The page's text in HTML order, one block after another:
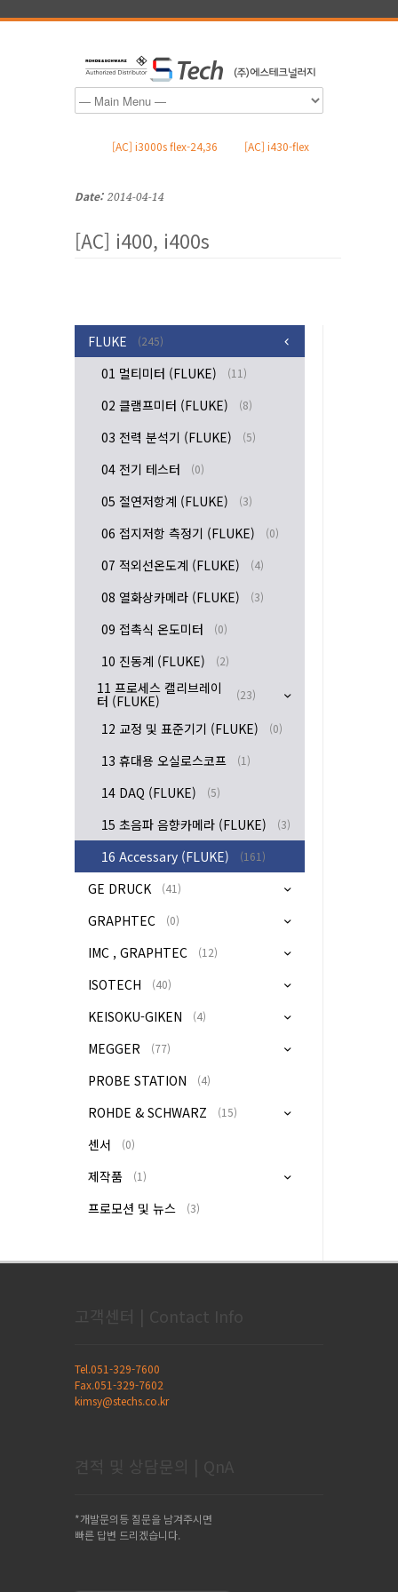
[AC] i3000s flex-24,36 [AC] i430-flex
Date: 2014-04-14
[AC] i400, i400s
FLUKE (245)
01 멀티미터 (FLUKE) (11)
02 클램프미터 (FLUKE) (8)
03 전력 분석기 (FLUKE) (5)
04 전기 테스터 (0)
05 절연저항계 (FLUKE) (3)
06 접지저항 측정기 (FLUKE) (0)
07 적외선온도계 (FLUKE) (4)
08 열화상카메라 (FLUKE) (3)
09 접촉식 온도미터 (0)
10 진동계 (FLUKE) (2)
11 프로세스 캘리브레이
터 (FLUKE) (23)
12 교정 및 표준기기 (FLUKE) (0)
13 휴대용 오실로스코프 (1)
14 DAQ (FLUKE) (5)
15 초음파 음향카메라 (FLUKE) (3)
16 Accessary (FLUKE) (161)
GE DRUCK (41)
GRAPHTEC (0)
IMC , GRAPHTEC (12)
ISOTECH (40)
KEISOKU-GIKEN (4)
MEGGER (77)
PROBE STATION (4)
ROHDE & SCHWARZ (15)
센서 (0)
제작품 (1)
프로모션 및 뉴스 (3)
고객센터 | Contact Info
Tel.051-329-7600
Fax.051-329-7602
kimsy@stechs.co.kr
견적 및 상담문의 | QnA
*개발문의등 질문을 남겨주시면
빠른 답변 드리겠습니다.